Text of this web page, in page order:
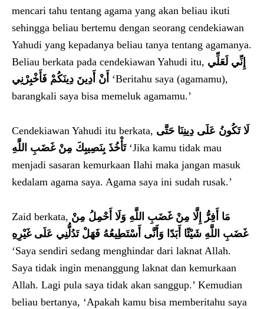
mencari tahu tentang agama yang akan beliau ikuti
sehingga beliau bertemu dengan seorang cendekiawan
Yahudi yang kepadanya beliau tanya tentang agamanya.
Beliau berkata pada cendekiawan Yahudi itu, إِنِّي لَعَلِّي
أَنْ أَدِينَ دِينَكُمْ فَأَخْبِرْنِي ‘Beritahu saya (agamamu),
barangkali saya bisa memeluk agamamu.’
Cendekiawan Yahudi itu berkata, لَا تَكُونُ عَلَى دِينِنَا حَتَّى
تَأْخُذَ بِنَصِيبِكَ مِنْ غَضَبِ اللَّهِ‘Jika kamu tidak mau
menjadi sasaran kemurkaan Ilahi maka jangan masuk
kedalam agama saya. Agama saya ini sudah rusak.’
Zaid berkata, مَا أَفِرُّ إِلَّا مِنْ غَضَبِ اللَّهِ وَلَا أَحْمِلُ مِنْ
غَضَبِ اللَّهِ شَيْئًا أَبَدًا وَأَنَّى أَسْتَطِيعُهُ فَهَلْ تَدُلُّنِي عَلَى غَيْرِهِ
‘Saya sendiri sedang menghindar dari laknat Allah.
Saya tidak ingin menanggung laknat dan kemurkaan
Allah. Lagi pula saya tidak akan sanggup.’ Kemudian
beliau bertanya, ‘Apakah kamu bisa memberitahu saya